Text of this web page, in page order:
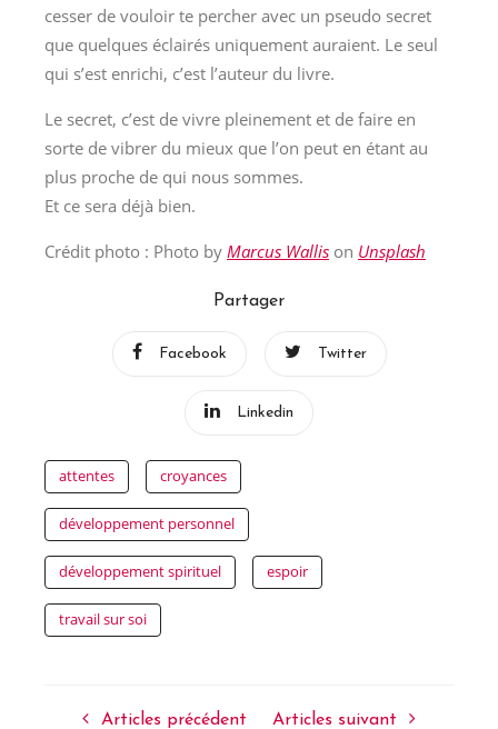
cesser de vouloir te percher avec un pseudo secret
que quelques éclairés uniquement auraient. Le seul
qui s’est enrichi, c’est l’auteur du livre.
Le secret, c’est de vivre pleinement et de faire en
sorte de vibrer du mieux que l’on peut en étant au
plus proche de qui nous sommes.
Et ce sera déjà bien.
Crédit photo : Photo by Marcus Wallis on Unsplash
Partager
Facebook Twitter
Linkedin
attentes croyances
développement personnel
développement spirituel espoir
travail sur soi
Articles précédent Articles suivant